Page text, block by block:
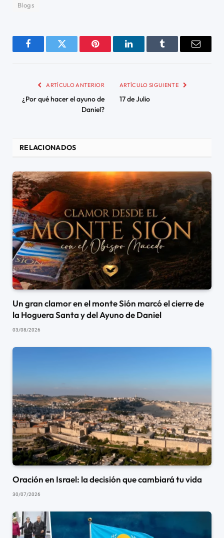
Blogs
FacebookTwitter Pinterest LinkedInTumblr Email
ARTÍCULO ANTERIOR
¿Por qué hacer el ayuno de
Daniel?
ARTÍCULO SIGUIENTE
17 de Julio
RELACIONADOS
Un gran clamor en el monte Sión marcó el cierre de
la Hoguera Santa y del Ayuno de Daniel
03/08/2026
Oración en Israel: la decisión que cambiará tu vida
30/07/2026